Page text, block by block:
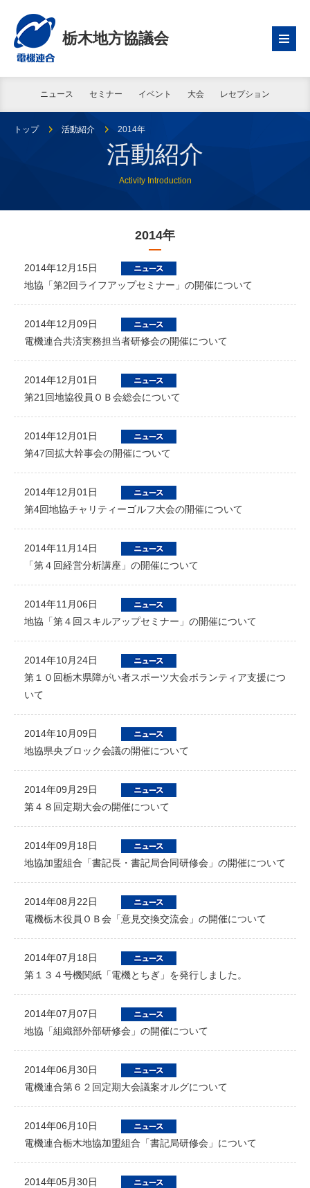
栃木地方協議会
ニュース セミナー イベント 大会 レセプション
トップ 活動紹介 2014年
活動紹介
Activity Introduction
2014年
2014年12月15日
地協「第2回ライフアップセミナー」の開催について
2014年12月09日
電機連合共済実務担当者研修会の開催について
2014年12月01日
第21回地協役員ＯＢ会総会について
2014年12月01日
第47回拡大幹事会の開催について
2014年12月01日
第4回地協チャリティーゴルフ大会の開催について
2014年11月14日
「第４回経営分析講座」の開催について
2014年11月06日
地協「第４回スキルアップセミナー」の開催について
2014年10月24日
第１０回栃木県障がい者スポーツ大会ボランティア支援につ
いて
2014年10月09日
地協県央ブロック会議の開催について
2014年09月29日
第４８回定期大会の開催について
2014年09月18日
地協加盟組合「書記長・書記局合同研修会」の開催について
2014年08月22日
電機栃木役員ＯＢ会「意見交換交流会」の開催について
2014年07月18日
第１３４号機関紙「電機とちぎ」を発行しました。
2014年07月07日
地協「組織部外部研修会」の開催について
2014年06月30日
電機連合第６２回定期大会議案オルグについて
2014年06月10日
電機連合栃木地協加盟組合「書記局研修会」について
2014年05月30日